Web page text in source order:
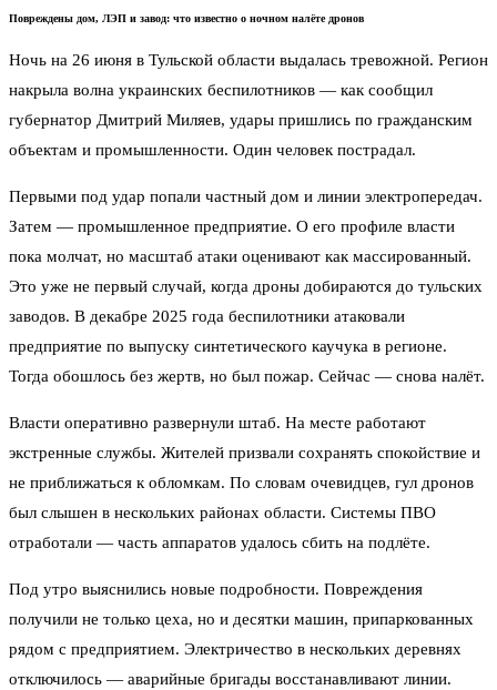
Повреждены дом, ЛЭП и завод: что известно о ночном налёте дронов
Ночь на 26 июня в Тульской области выдалась тревожной. Регион
накрыла волна украинских беспилотников — как сообщил
губернатор Дмитрий Миляев, удары пришлись по гражданским
объектам и промышленности. Один человек пострадал.
Первыми под удар попали частный дом и линии электропередач.
Затем — промышленное предприятие. О его профиле власти
пока молчат, но масштаб атаки оценивают как массированный.
Это уже не первый случай, когда дроны добираются до тульских
заводов. В декабре 2025 года беспилотники атаковали
предприятие по выпуску синтетического каучука в регионе.
Тогда обошлось без жертв, но был пожар. Сейчас — снова налёт.
Власти оперативно развернули штаб. На месте работают
экстренные службы. Жителей призвали сохранять спокойствие и
не приближаться к обломкам. По словам очевидцев, гул дронов
был слышен в нескольких районах области. Системы ПВО
отработали — часть аппаратов удалось сбить на подлёте.
Под утро выяснились новые подробности. Повреждения
получили не только цеха, но и десятки машин, припаркованных
рядом с предприятием. Электричество в нескольких деревнях
отключилось — аварийные бригады восстанавливают линии.